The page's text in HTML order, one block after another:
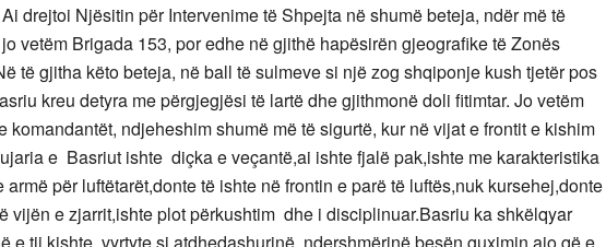
drejtoi Njësitin për Intervenime të Shpejta në shumë beteja, ndër më të
vetëm Brigada 153, por edhe në gjithë hapësirën gjeografike të Zonës
të gjitha këto beteja, në ball të sulmeve si një zog shqiponje kush tjetër pos
kreu detyra me përgjegjësi të lartë dhe gjithmonë doli fitimtar. Jo vetëm
komandantët, ndjeheshim shumë më të sigurtë, kur në vijat e frontit e kishim
e Basriut ishte diçka e veçantë,ai ishte fjalë pak,ishte me karakteristika
armë për luftëtarët,donte të ishte në frontin e parë të luftës,nuk kursehej,donte
vijën e zjarrit,ishte plot përkushtim dhe i disciplinuar.Basriu ka shkëlqyar